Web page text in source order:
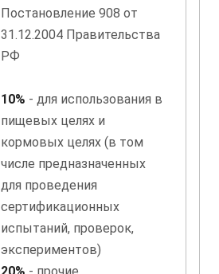
Постановление 908 от
31.12.2004 Правительства
РФ
10% - для использования в
пищевых целях и
кормовых целях (в том
числе предназначенных
для проведения
сертификационных
испытаний, проверок,
экспериментов)